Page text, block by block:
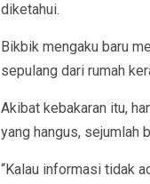
diketahui.
Bikbik mengaku baru
sepulang dari rumah
Akibat kebakaran itu,
yang hangus, sejumlah
“Kalau informasi tidak